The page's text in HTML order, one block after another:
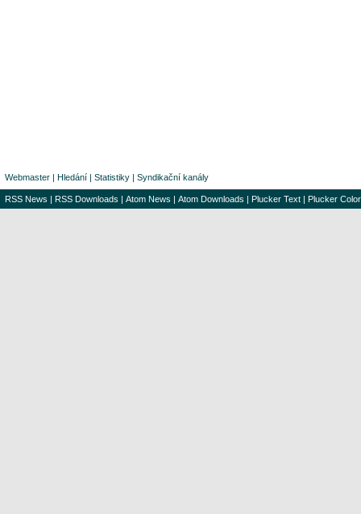
Webmaster | Hledání | Statistiky | Syndikační kanály
RSS News | RSS Downloads | Atom News | Atom Downloads | Plucker Text | Plucker Color